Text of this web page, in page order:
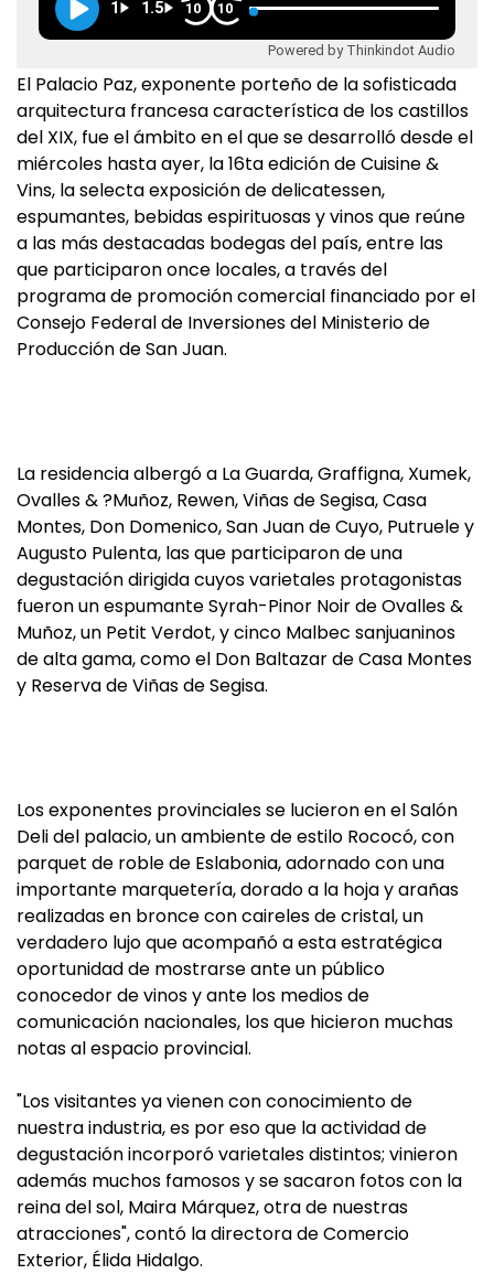
1 1.5 10 10
Powered by Thinkindot Audio
El Palacio Paz, exponente porteño de la sofisticada
arquitectura francesa característica de los castillos
del XIX, fue el ámbito en el que se desarrolló desde el
miércoles hasta ayer, la 16ta edición de Cuisine &
Vins, la selecta exposición de delicatessen,
espumantes, bebidas espirituosas y vinos que reúne
a las más destacadas bodegas del país, entre las
que participaron once locales, a través del
programa de promoción comercial financiado por el
Consejo Federal de Inversiones del Ministerio de
Producción de San Juan.
La residencia albergó a La Guarda, Graffigna, Xumek,
Ovalles & ?Muñoz, Rewen, Viñas de Segisa, Casa
Montes, Don Domenico, San Juan de Cuyo, Putruele y
Augusto Pulenta, las que participaron de una
degustación dirigida cuyos varietales protagonistas
fueron un espumante Syrah-Pinor Noir de Ovalles &
Muñoz, un Petit Verdot, y cinco Malbec sanjuaninos
de alta gama, como el Don Baltazar de Casa Montes
y Reserva de Viñas de Segisa.
Los exponentes provinciales se lucieron en el Salón
Deli del palacio, un ambiente de estilo Rococó, con
parquet de roble de Eslabonia, adornado con una
importante marquetería, dorado a la hoja y arañas
realizadas en bronce con caireles de cristal, un
verdadero lujo que acompañó a esta estratégica
oportunidad de mostrarse ante un público
conocedor de vinos y ante los medios de
comunicación nacionales, los que hicieron muchas
notas al espacio provincial.
"Los visitantes ya vienen con conocimiento de
nuestra industria, es por eso que la actividad de
degustación incorporó varietales distintos; vinieron
además muchos famosos y se sacaron fotos con la
reina del sol, Maira Márquez, otra de nuestras
atracciones", contó la directora de Comercio
Exterior, Élida Hidalgo.